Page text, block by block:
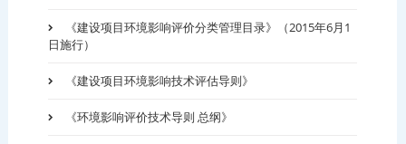
《建设项目环境影响评价分类管理目录》（2015年6月1
日施行）
《建设项目环境影响技术评估导则》
《环境影响评价技术导则 总纲》